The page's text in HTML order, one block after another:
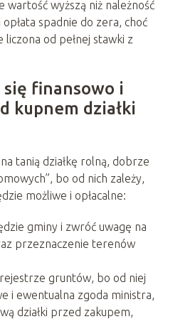
wartość wyższą niż należność
spadnie do zera, choć
od pełnej stawki z
finansowo i
kupnem działki
tanią działkę rolną, dobrze
bo od nich zależy,
możliwe i opłacalne:
gminy i zwróć uwagę na
przeznaczenie terenów
gruntów, bo od niej
i ewentualna zgoda ministra,
działki przed zakupem,